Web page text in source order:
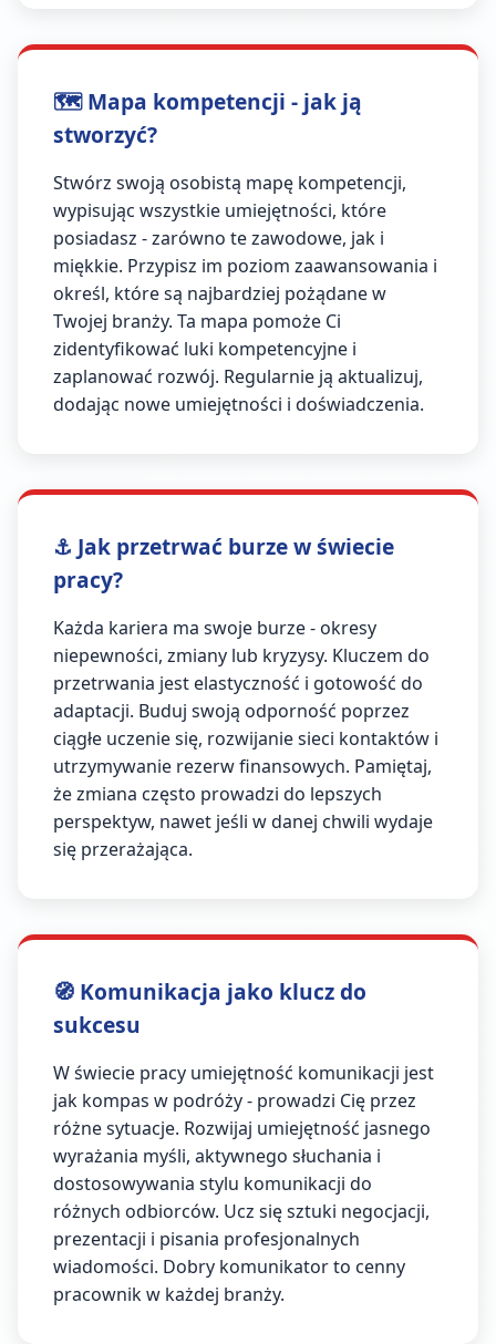
🗺️ Mapa kompetencji - jak ją
stworzyć?
Stwórz swoją osobistą mapę kompetencji,
wypisując wszystkie umiejętności, które
posiadasz - zarówno te zawodowe, jak i
miękkie. Przypisz im poziom zaawansowania i
określ, które są najbardziej pożądane w
Twojej branży. Ta mapa pomoże Ci
zidentyfikować luki kompetencyjne i
zaplanować rozwój. Regularnie ją aktualizuj,
dodając nowe umiejętności i doświadczenia.
⚓ Jak przetrwać burze w świecie
pracy?
Każda kariera ma swoje burze - okresy
niepewności, zmiany lub kryzysy. Kluczem do
przetrwania jest elastyczność i gotowość do
adaptacji. Buduj swoją odporność poprzez
ciągłe uczenie się, rozwijanie sieci kontaktów i
utrzymywanie rezerw finansowych. Pamiętaj,
że zmiana często prowadzi do lepszych
perspektyw, nawet jeśli w danej chwili wydaje
się przerażająca.
🧭 Komunikacja jako klucz do
sukcesu
W świecie pracy umiejętność komunikacji jest
jak kompas w podróży - prowadzi Cię przez
różne sytuacje. Rozwijaj umiejętność jasnego
wyrażania myśli, aktywnego słuchania i
dostosowywania stylu komunikacji do
różnych odbiorców. Ucz się sztuki negocjacji,
prezentacji i pisania profesjonalnych
wiadomości. Dobry komunikator to cenny
pracownik w każdej branży.